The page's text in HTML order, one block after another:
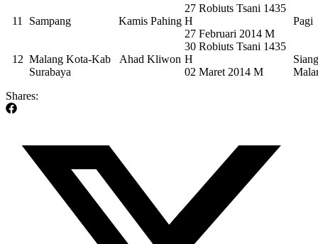
11 Sampang Kamis Pahing
27 Robiuts Tsani 1435
H
Pagi
27 Februari 2014 M
12 Malang Kota-Kab Ahad Kliwon
30 Robiuts Tsani 1435
H
Siang
Surabaya
02 Maret 2014 M
Shares: